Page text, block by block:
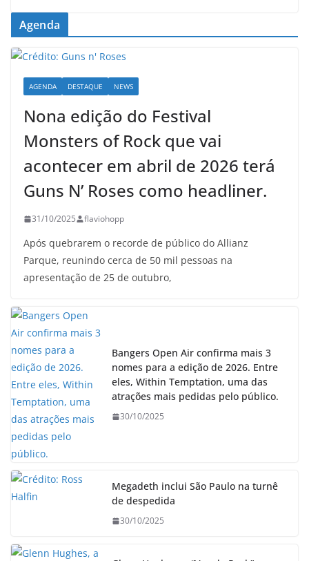
Agenda
AGENDA DESTAQUE NEWS
Nona edição do Festival
Monsters of Rock que vai
acontecer em abril de 2026 terá
Guns N’ Roses como headliner.
31/10/2025 flaviohopp
Após quebrarem o recorde de público do Allianz
Parque, reunindo cerca de 50 mil pessoas na
apresentação de 25 de outubro,
Bangers Open Air confirma mais 3
nomes para a edição de 2026. Entre
eles, Within Temptation, uma das
atrações mais pedidas pelo público.
30/10/2025
Megadeth inclui São Paulo na turnê
de despedida
30/10/2025